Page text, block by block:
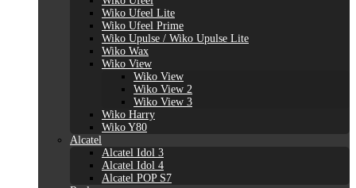
Wiko Ufeel Lite
Wiko Ufeel Prime
Wiko Upulse / Wiko Upulse Lite
Wiko Wax
Wiko View
Wiko View
Wiko View 2
Wiko View 3
Wiko Harry
Wiko Y80
Alcatel
Alcatel Idol 3
Alcatel Idol 4
Alcatel POP S7